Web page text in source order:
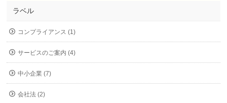
ラベル
コンプライアンス (1)
サービスのご案内 (4)
中小企業 (7)
会社法 (2)